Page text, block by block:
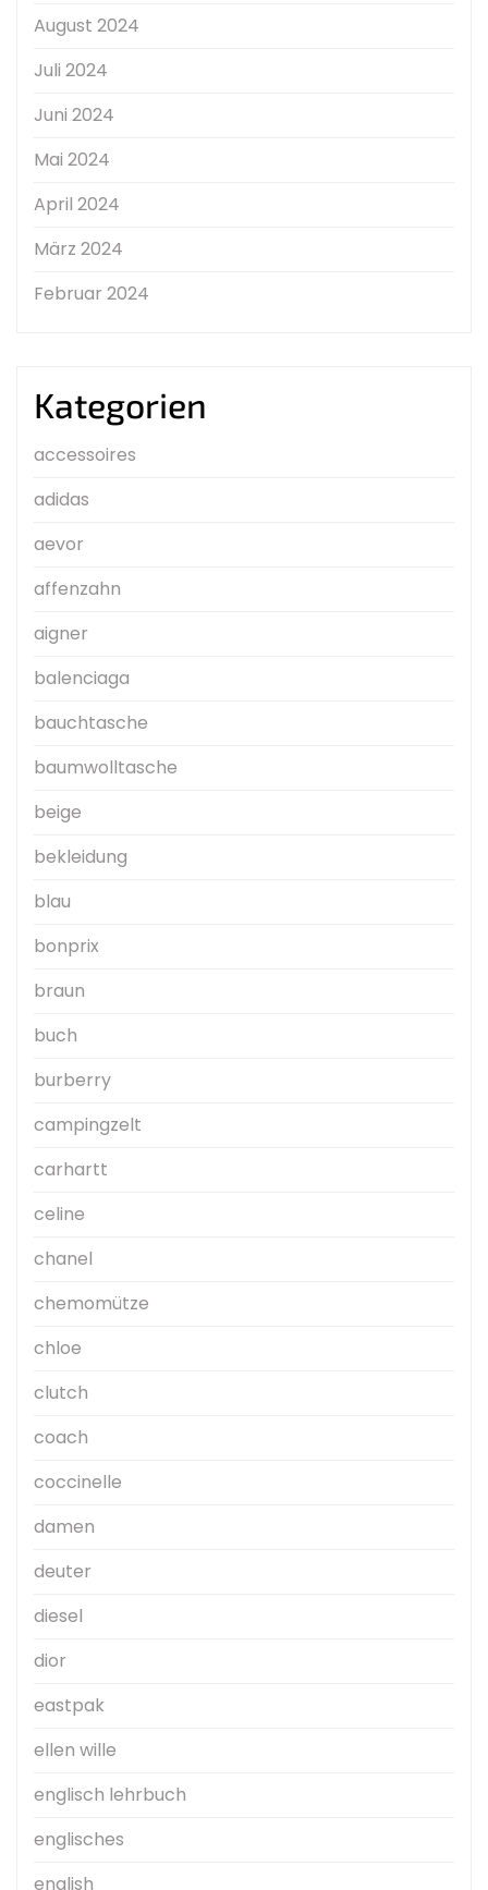
August 2024
Juli 2024
Juni 2024
Mai 2024
April 2024
März 2024
Februar 2024
Kategorien
accessoires
adidas
aevor
affenzahn
aigner
balenciaga
bauchtasche
baumwolltasche
beige
bekleidung
blau
bonprix
braun
buch
burberry
campingzelt
carhartt
celine
chanel
chemomütze
chloe
clutch
coach
coccinelle
damen
deuter
diesel
dior
eastpak
ellen wille
englisch lehrbuch
englisches
english